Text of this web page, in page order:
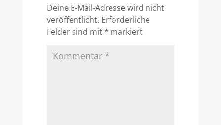
Deine E-Mail-Adresse wird nicht
veröffentlicht. Erforderliche
Felder sind mit * markiert